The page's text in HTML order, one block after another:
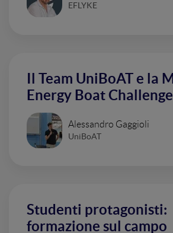
EFLYKE
Il Team UniBoAT e la
Energy Boat Challenge
Alessandro Gaggioli
UniBoAT
Studenti protagonisti:
formazione sul campo